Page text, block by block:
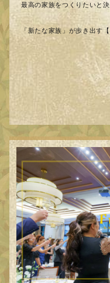
最高の家族をつくりたいと
「新たな家族」が歩き出す